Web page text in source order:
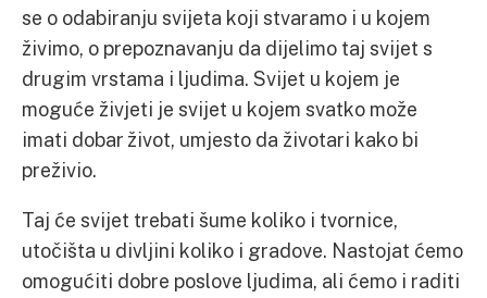
se o odabiranju svijeta koji stvaramo i u kojem
živimo, o prepoznavanju da dijelimo taj svijet s
drugim vrstama i ljudima. Svijet u kojem je
moguće živjeti je svijet u kojem svatko može
imati dobar život, umjesto da životari kako bi
preživio.
Taj će svijet trebati šume koliko i tvornice,
utočišta u divljini koliko i gradove. Nastojat ćemo
omogućiti dobre poslove ljudima, ali ćemo i raditi